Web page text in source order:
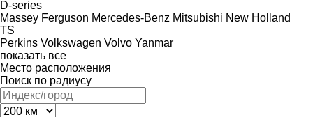
D-series
Massey Ferguson Mercedes-Benz Mitsubishi New Holland
TS
Perkins Volkswagen Volvo Yanmar
показать все
Место расположения
Поиск по радиусу